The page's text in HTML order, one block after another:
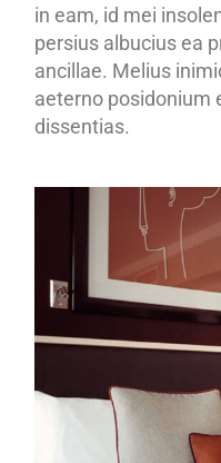
in eam, id mei
persius albucius ea
ancillae. Melius
aeterno posidonium
dissentias.